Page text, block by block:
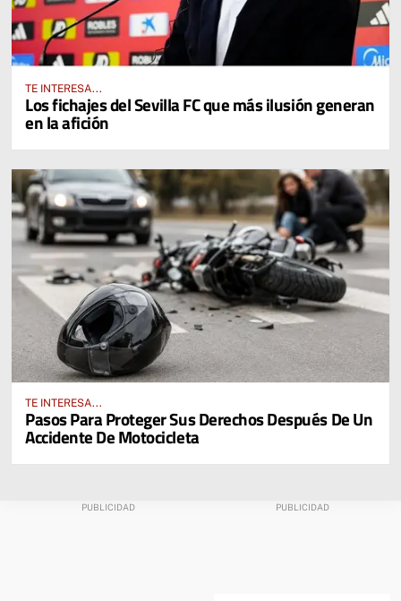
TE INTERESA...
Los fichajes del Sevilla FC que más ilusión generan
en la afición
TE INTERESA...
Pasos Para Proteger Sus Derechos Después De Un
Accidente De Motocicleta